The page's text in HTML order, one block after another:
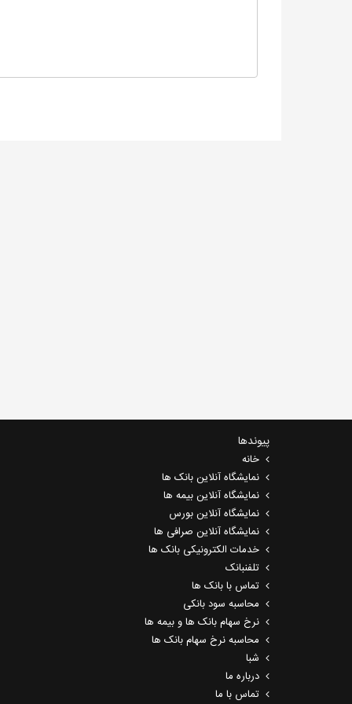
پیوندها
خانه
نمایشگاه آنلاین بانک ها
نمایشگاه آنلاین بیمه ها
نمایشگاه آنلاین بورس
نمایشگاه آنلاین صرافی ها
خدمات الکترونیکی بانک ها
تلفنبانک
تماس با بانک ها
محاسبه سود بانکی
نرخ سهام بانک ها و بیمه ها
محاسبه نرخ سهام بانک ها
شبا
درباره ما
تماس با ما